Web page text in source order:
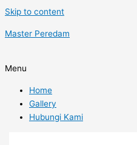
Skip to content
Master Peredam
Menu
Home
Gallery
Hubungi Kami